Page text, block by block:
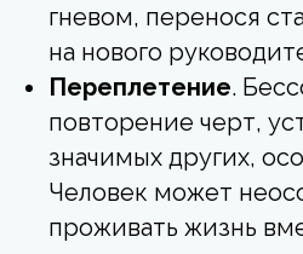
гневом, перенося
на нового
Переплетение.
повторение черт,
значимых других,
Человек может
проживать жизнь